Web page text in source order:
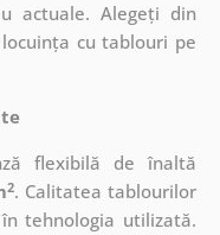
actuale. Alegeți din
cu tablouri pe
flexibilă de înaltă
2. Calitatea tablourilor
tehnologia utilizată.